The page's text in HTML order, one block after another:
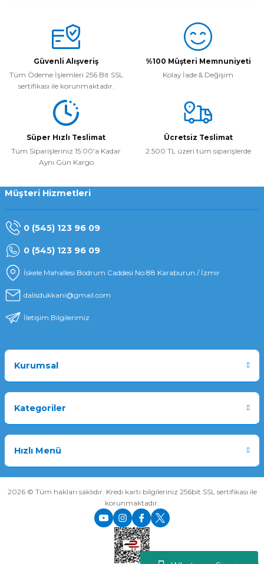
Güvenli Alışveriş
Tüm Ödeme İşlemleri 256 Bit SSL
sertifikası ile korunmaktadır.
%100 Müşteri Memnuniyeti
Kolay İade & Değişim
Süper Hızlı Teslimat
Tüm Siparişleriniz 15:00'a Kadar
Aynı Gün Kargo
Ücretsiz Teslimat
2.500 TL üzeri tüm siparişlerde
Müşteri Hizmetleri
0 (545) 123 96 09
0 (545) 123 96 09
İskele Mahallesi Bodrum Caddesi No:88 Karaburun / İzmir
dalisdukkani@gmail.com
İletişim Bilgilerimiz
Kurumsal
Kategoriler
Hızlı Menü
2026 © Tüm hakları saklıdır. Kredi kartı bilgileriniz 256bit SSL sertifikası ile
korunmaktadır.